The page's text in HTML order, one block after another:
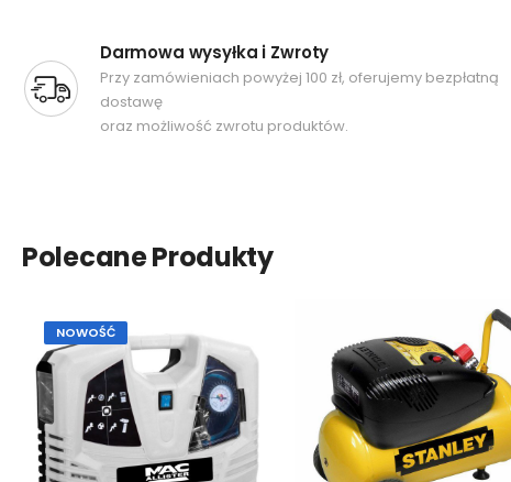
Darmowa wysyłka i Zwroty
Przy zamówieniach powyżej 100 zł, oferujemy bezpłatną
dostawę
oraz możliwość zwrotu produktów.
Polecane Produkty
NOWOŚĆ